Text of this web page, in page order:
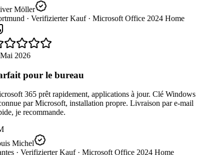
Möller
· Verifizierter Kauf · Microsoft Office 2024 Home
2026
pour le bureau
365 prêt rapidement, applications à jour. Clé Windows
par Microsoft, installation propre. Livraison par e-mail
je recommande.
Michel
· Verifizierter Kauf · Microsoft Office 2024 Home